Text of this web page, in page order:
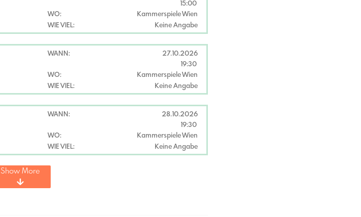
15:00
WO:
Kammerspiele Wien
WIE VIEL:
Keine Angabe
WANN:
27.10.2026
19:30
WO:
Kammerspiele Wien
WIE VIEL:
Keine Angabe
WANN:
28.10.2026
19:30
WO:
Kammerspiele Wien
WIE VIEL:
Keine Angabe
Show More